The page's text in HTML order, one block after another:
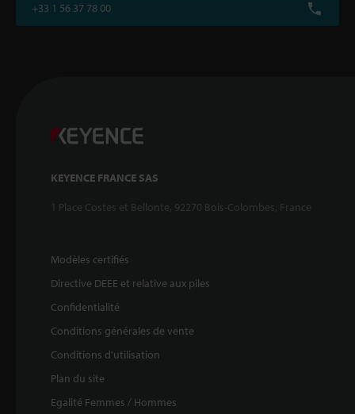
+33 1 56 37 78 00
KEYENCE FRANCE SAS
1 Place Costes et Bellonte, 92270 Bois-Colombes, France
Modèles certifiés
Directive DEEE et relative aux piles
Confidentialité
Conditions générales de vente
Conditions d'utilisation
Plan du site
Egalité Femmes / Hommes